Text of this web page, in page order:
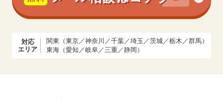
対応
エリア
関東（東京／神奈川／千葉／埼玉／茨城／栃木／群馬）
東海（愛知／岐阜／三重／静岡）